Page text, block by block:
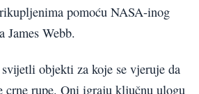
pomoću NASA-inog
James Webb.
objekti za koje se vjeruje da
crne rupe. Oni igraju ključnu ulogu